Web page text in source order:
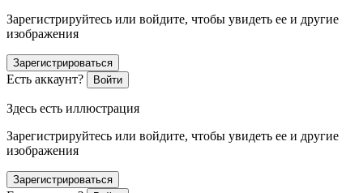
Зарегистрируйтесь или войдите, чтобы увидеть ее и другие
изображения
Зарегистрироваться
Есть аккаунт? Войти
Здесь есть иллюстрация
Зарегистрируйтесь или войдите, чтобы увидеть ее и другие
изображения
Зарегистрироваться